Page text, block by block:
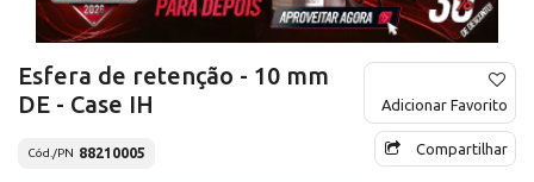
Esfera de retenção - 10 mm
DE - Case IH
Cód./PN 88210005
Adicionar Favorito
Compartilhar